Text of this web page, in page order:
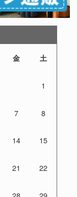
金 土
1
7 8
14 15
21 22